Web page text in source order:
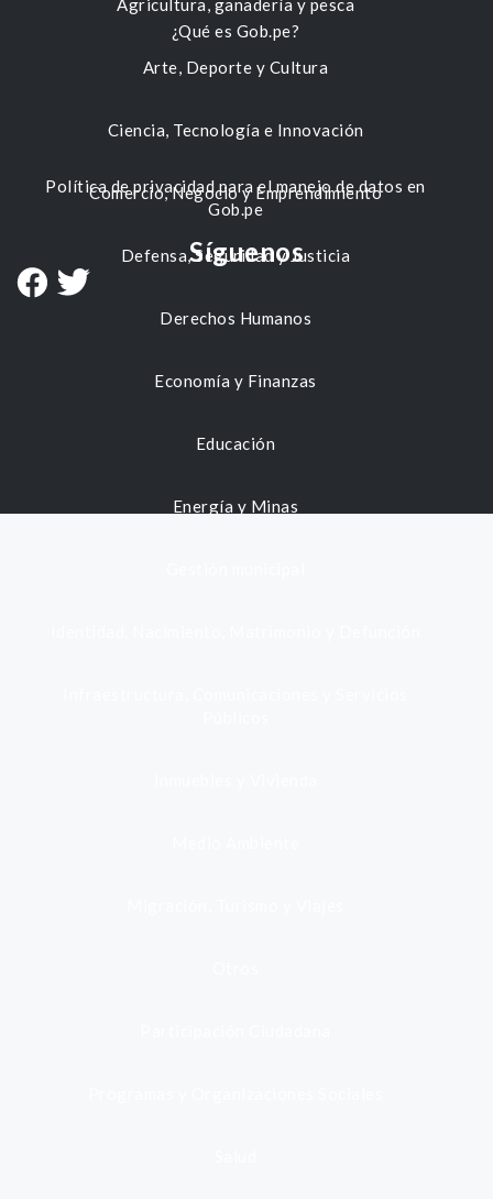
Agricultura, ganadería y pesca
Arte, Deporte y Cultura
Ciencia, Tecnología e Innovación
Comercio, Negocio y Emprendimiento
Defensa, Seguridad y Justicia
Derechos Humanos
Economía y Finanzas
Educación
Energía y Minas
¿Qué es Gob.pe?
Política de privacidad para el manejo de datos en
Gob.pe
Síguenos